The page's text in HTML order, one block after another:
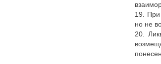
19. При
но не
20.